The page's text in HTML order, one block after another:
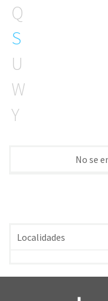
Q
S
U
W
Y
No se
Localidades